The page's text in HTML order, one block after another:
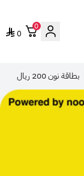
0
0
بطاقة نون 200 ريال